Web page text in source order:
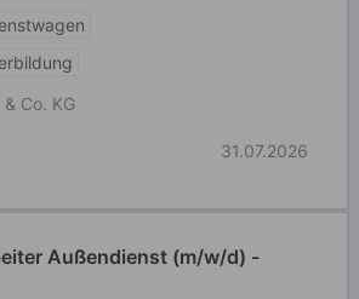
Co. KG
31.07.2026
Außendienst (m/w/d) -